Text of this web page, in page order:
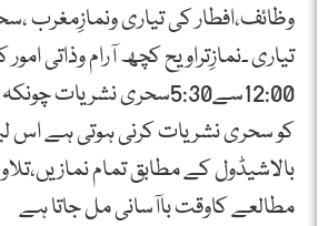
وظائف،افطار کی تیاری ونمازِمغرب
تیاری ۔نمازِتراویح کچھ آرام وذاتی
12:00سے5:30سحری
کو سحری نشریات کرنی ہوتی ہے اس
بالاشیڈول کے مطابق تمام
مطالعے کاوقت باآسانی مل جاتا ہے